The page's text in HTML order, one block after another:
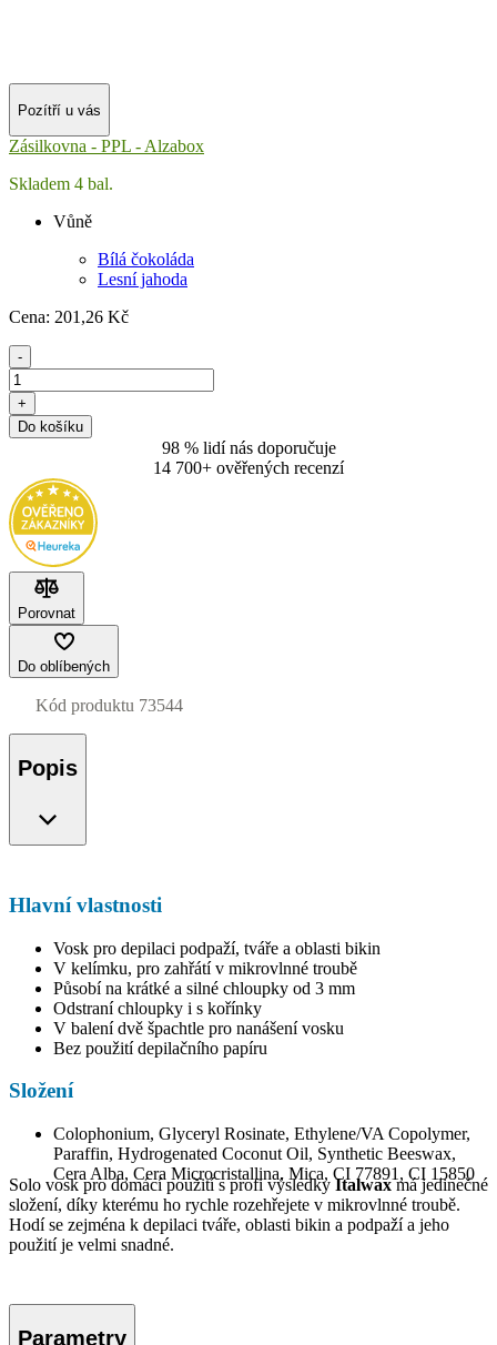
Pozítří u vás
Zásilkovna - PPL - Alzabox
Skladem 4 bal.
Vůně
Bílá čokoláda
Lesní jahoda
Cena: 201 ,26 Kč
-
+
Do košíku
98 % lidí nás doporučuje
14 700+ ověřených recenzí
Porovnat
Do oblíbených
Kód produktu 73544
Popis
Hlavní vlastnosti
Vosk pro depilaci podpaží, tváře a oblasti bikin
V kelímku, pro zahřátí v mikrovlnné troubě
Působí na krátké a silné chloupky od 3 mm
Odstraní chloupky i s kořínky
V balení dvě špachtle pro nanášení vosku
Bez použití depilačního papíru
Složení
Colophonium, Glyceryl Rosinate, Ethylene/VA Copolymer,
Paraffin, Hydrogenated Coconut Oil, Synthetic Beeswax,
Cera Alba, Cera Microcristallina, Mica, CI 77891, CI 15850
Solo vosk pro domácí použití s profi výsledky Italwaxmá jedinečné
složení, díky kterému ho rychle rozehřejete v mikrovlnné troubě.
Hodí se zejména k depilaci tváře, oblasti bikin a podpaží a jeho
použití je velmi snadné.
Parametry